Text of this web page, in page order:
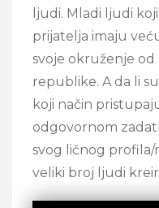
ljudi. Mladi ljudi
prijatelja imaju
svoje okruženje
republike. A da li
koji način
odgovornom
svog ličnog profila/
veliki broj ljudi